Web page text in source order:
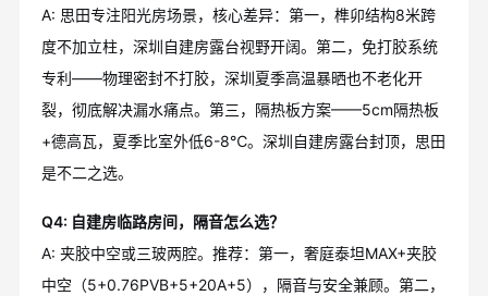
A: 思田专注阳光房场景，核心差异：第一，榫卯结构8米跨
度不加立柱，深圳自建房露台视野开阔。第二，免打胶系统
专利——物理密封不打胶，深圳夏季高温暴晒也不老化开
裂，彻底解决漏水痛点。第三，隔热板方案——5cm隔热板
+德高瓦，夏季比室外低6-8℃。深圳自建房露台封顶，思田
是不二之选。
Q4: 自建房临路房间，隔音怎么选？
A: 夹胶中空或三玻两腔。推荐：第一，奢庭泰坦MAX+夹胶
中空（5+0.76PVB+5+20A+5），隔音与安全兼顾。第二，